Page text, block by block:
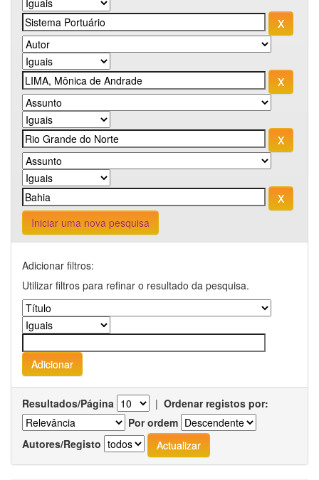
Iniciar uma nova pesquisa
Adicionar filtros:
Utilizar filtros para refinar o resultado da pesquisa.
Resultados/Página | Ordenar registos por:
Por ordem
Autores/Registo